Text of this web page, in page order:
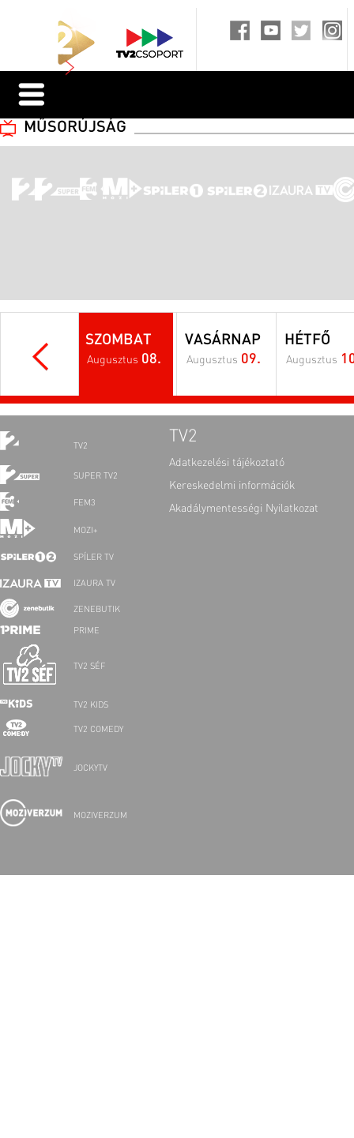
MŰSORÚJSÁG
SZOMBAT
Augusztus 08.
VASÁRNAP
Augusztus 09.
HÉTFŐ
Augusztus
TV2
SUPER TV2
FEM3
MOZI+
SPÍLER TV
IZAURA TV
ZENEBUTIK
PRIME
TV2 SÉF
TV2 KIDS
TV2 COMEDY
JOCKYTV
MOZIVERZUM
TV2
Adatkezelési tájékoztató
Kereskedelmi információk
Akadálymentességi Nyilatkozat